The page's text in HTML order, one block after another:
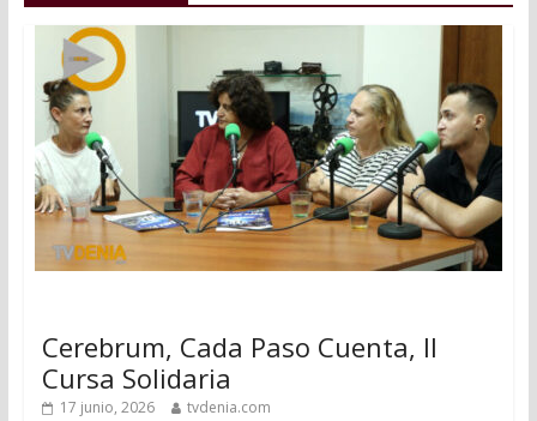
Cerebrum, Cada Paso Cuenta, II
Cursa Solidaria
17 junio, 2026 tvdenia.com